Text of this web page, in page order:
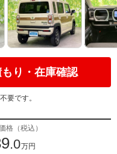
もり・在庫確認
要です。
格（税込）
.0万円